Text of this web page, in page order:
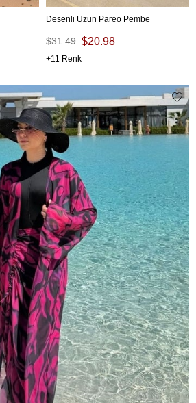
Desenli Uzun Pareo Pembe
$20.98
$31.49
11